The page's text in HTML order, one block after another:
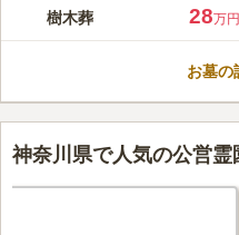
最寄り駅からは少し離れ
くにあるため、アクセス
人用から5、6人用まで
口コミ評価
この霊園はまだ誰からも評価されて
樹木葬 28万
お墓の
神奈川県で人気の公営霊